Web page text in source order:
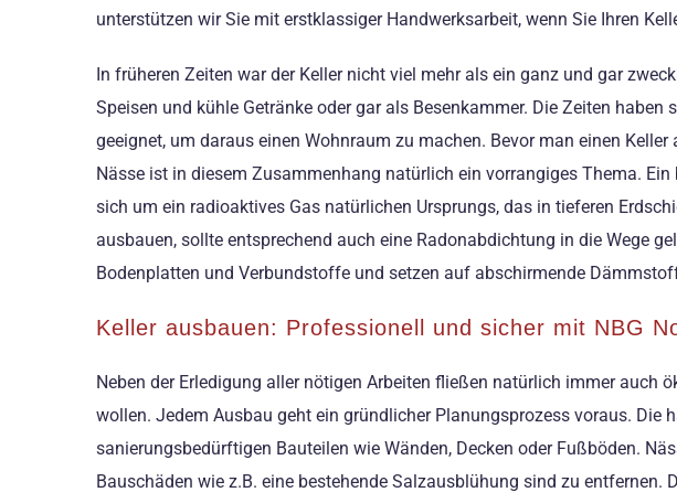
unterstützen wir Sie mit erstklassiger Handwerksarbeit, wenn Sie Ihren
In früheren Zeiten war der Keller nicht viel mehr als ein ganz und gar
Speisen und kühle Getränke oder gar als Besenkammer. Die Zeiten
geeignet, um daraus einen Wohnraum zu machen. Bevor man einen
Nässe ist in diesem Zusammenhang natürlich ein vorrangiges Thema.
sich um ein radioaktives Gas natürlichen Ursprungs, das in tieferen
ausbauen, sollte entsprechend auch eine Radonabdichtung in die Wege
Bodenplatten und Verbundstoffe und setzen auf abschirmende
Keller ausbauen: Professionell und sicher mit NBG
Neben der Erledigung aller nötigen Arbeiten fließen natürlich immer auch
wollen. Jedem Ausbau geht ein gründlicher Planungsprozess voraus.
sanierungsbedürftigen Bauteilen wie Wänden, Decken oder Fußböden.
Bauschäden wie z.B. eine bestehende Salzausblühung sind zu